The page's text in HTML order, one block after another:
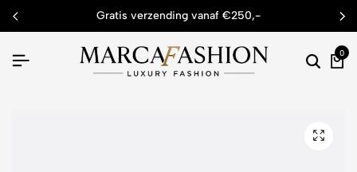
gratis verzending vanaf €250,-
0